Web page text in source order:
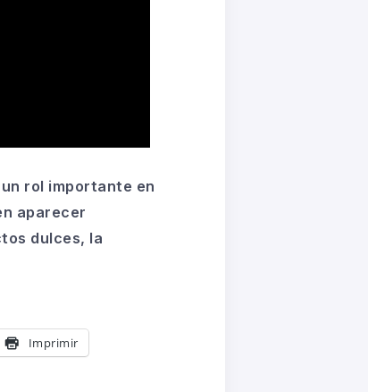
rol importante en
aparecer
dulces, la
Imprimir